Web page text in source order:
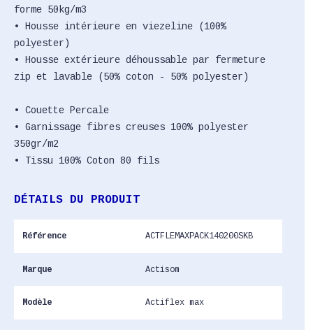
forme 50kg/m3
• Housse intérieure en viezeline (100%
polyester)
• Housse extérieure déhoussable par fermeture
zip et lavable (50% coton - 50% polyester)
• Couette Percale
• Garnissage fibres creuses 100% polyester
350gr/m2
• Tissu 100% Coton 80 fils
DÉTAILS DU PRODUIT
Référence ACTFLEMAXPACK140200SKB
Marque Actisom
Modèle Actiflex max